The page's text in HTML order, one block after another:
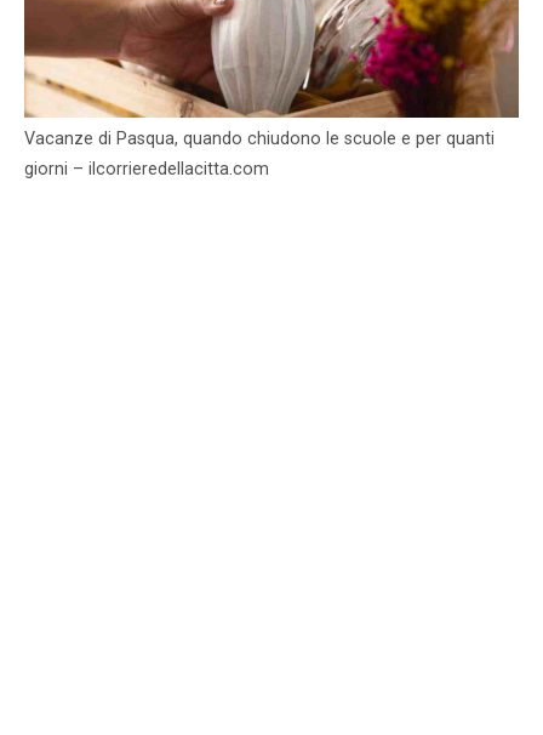
Vacanze di Pasqua, quando chiudono le scuole e per quanti
giorni – ilcorrieredellacitta.com